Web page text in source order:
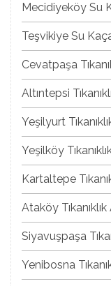
Mecidiyeköy Su
Teşvikiye Su
Cevatpaşa
Altıntepsi
Yeşilyurt
Yeşilköy
Kartaltepe
Ataköy
Siyavuşpaşa
Yenibosna